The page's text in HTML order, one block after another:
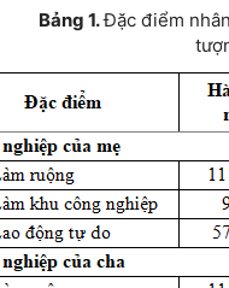
Bảng 1.Đặc điểm